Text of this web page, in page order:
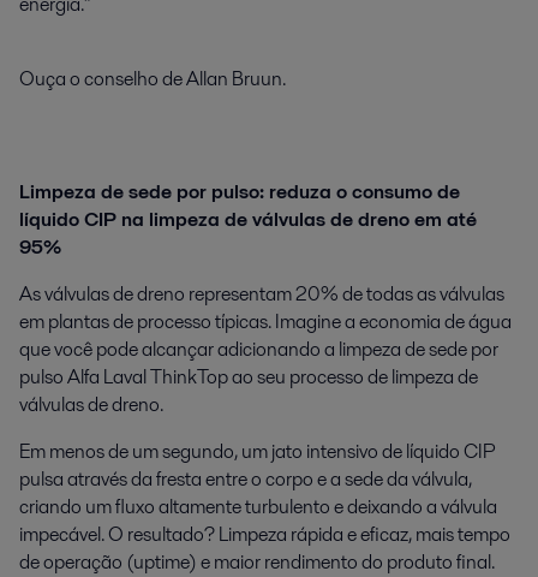
Ouça o conselho de Allan Bruun.
Limpeza de sede por pulso: reduza o consumo de
líquido CIP na limpeza de válvulas de dreno em até
95%
As válvulas de dreno representam 20% de todas as válvulas
em plantas de processo típicas. Imagine a economia de água
que você pode alcançar adicionando a limpeza de sede por
pulso Alfa Laval ThinkTop ao seu processo de limpeza de
válvulas de dreno.
Em menos de um segundo, um jato intensivo de líquido CIP
pulsa através da fresta entre o corpo e a sede da válvula,
criando um fluxo altamente turbulento e deixando a válvula
impecável. O resultado? Limpeza rápida e eficaz, mais tempo
de operação (uptime) e maior rendimento do produto final.